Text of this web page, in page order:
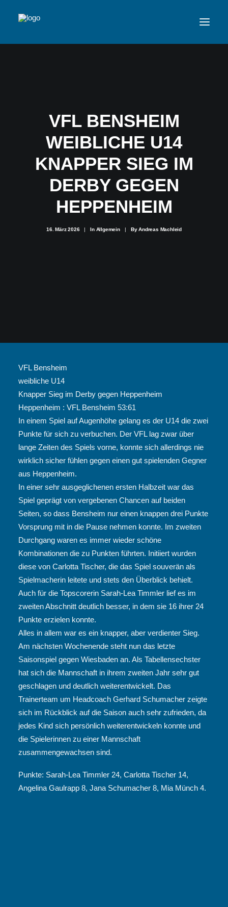
NEWSFEED
FAN-SHOP
VFL BENSHEIM
VFL BENSHEIM
WEIBLICHE U14
KNAPPER SIEG IM
DERBY GEGEN
HEPPENHEIM
16. März 2026 | In Allgemein | ByAndreas Machleid
VFL Bensheim
weibliche U14
Knapper Sieg im Derby gegen Heppenheim
Heppenheim : VFL Bensheim 53:61
In einem Spiel auf Augenhöhe gelang es der U14 die zwei
Punkte für sich zu verbuchen. Der VFL lag zwar über
lange Zeiten des Spiels vorne, konnte sich allerdings nie
wirklich sicher fühlen gegen einen gut spielenden Gegner
aus Heppenheim.
In einer sehr ausgeglichenen ersten Halbzeit war das
Spiel geprägt von vergebenen Chancen auf beiden
Seiten, so dass Bensheim nur einen knappen drei Punkte
Vorsprung mit in die Pause nehmen konnte. Im zweiten
Durchgang waren es immer wieder schöne
Kombinationen die zu Punkten führten. Initiiert wurden
diese von Carlotta Tischer, die das Spiel souverän als
Spielmacherin leitete und stets den Überblick behielt.
Auch für die Topscorerin Sarah-Lea Timmler lief es im
zweiten Abschnitt deutlich besser, in dem sie 16 ihrer 24
Punkte erzielen konnte.
Alles in allem war es ein knapper, aber verdienter Sieg.
Am nächsten Wochenende steht nun das letzte
Saisonspiel gegen Wiesbaden an. Als Tabellensechster
hat sich die Mannschaft in ihrem zweiten Jahr sehr gut
geschlagen und deutlich weiterentwickelt. Das
Trainerteam um Headcoach Gerhard Schumacher zeigte
sich im Rückblick auf die Saison auch sehr zufrieden, da
jedes Kind sich persönlich weiterentwickeln konnte und
die Spielerinnen zu einer Mannschaft
zusammengewachsen sind.
Punkte: Sarah-Lea Timmler 24, Carlotta Tischer 14,
Angelina Gaulrapp 8, Jana Schumacher 8, Mia Münch 4.